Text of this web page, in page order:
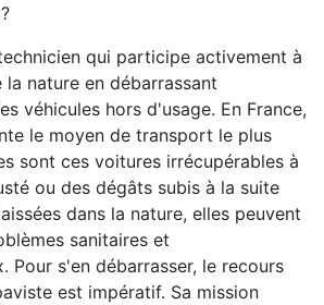
qui participe activement à
nature en débarrassant
véhicules hors d'usage. En France,
le moyen de transport le plus
sont ces voitures irrécupérables à
ou des dégâts subis à la suite
dans la nature, elles peuvent
sanitaires et
Pour s'en débarrasser, le recours
est impératif. Sa mission